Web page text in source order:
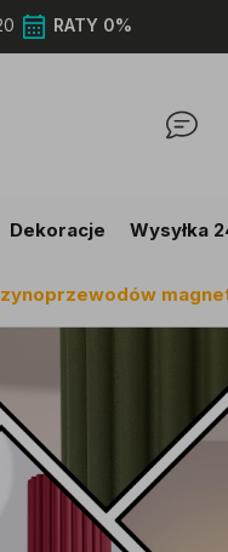
RATY 0%
Dekoracje Wysyłka